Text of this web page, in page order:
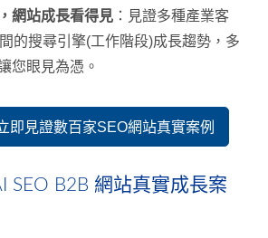
網站成長看得見 ：見證多種產業客
的搜尋引擎(工作階段)成長趨勢，多
您眼見為憑。
即見證數百家SEO網站真實案例
SEO B2B 網站真實成長案